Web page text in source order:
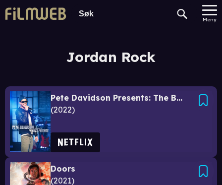
Meny
Jordan Rock
Pete Davidson Presents: The Best Friends
2022
Doors
2021